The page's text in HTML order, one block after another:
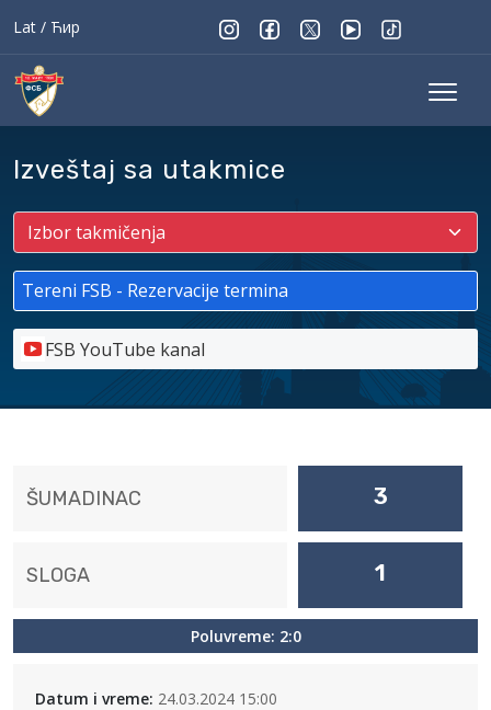
Lat / Ћир
Izveštaj sa utakmice
Tereni FSB - Rezervacije termina
FSB YouTube kanal
ŠUMADINAC 3
SLOGA 1
Poluvreme: 2:0
Datum i vreme: 24.03.2024 15:00